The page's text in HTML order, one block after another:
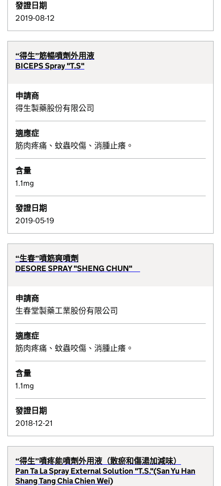
發證日期
2019-08-12
“得生”筋暢噴劑外用液
BICEPS Spray "T.S"
申請商
得生製藥股份有限公司
適應症
筋肉疼痛、蚊蟲咬傷、消腫止癢。
含量
1.1mg
發證日期
2019-05-19
“生春”噴筋爽噴劑
DESORE SPRAY "SHENG CHUN"
申請商
生春堂製藥工業股份有限公司
適應症
筋肉疼痛、蚊蟲咬傷、消腫止癢。
含量
1.1mg
發證日期
2018-12-21
“得生”噴疼能噴劑外用液（散瘀和傷湯加減味）
Pan Ta La Spray External Solution "T.S."(San Yu Han
Shang Tang Chia Chien Wei)